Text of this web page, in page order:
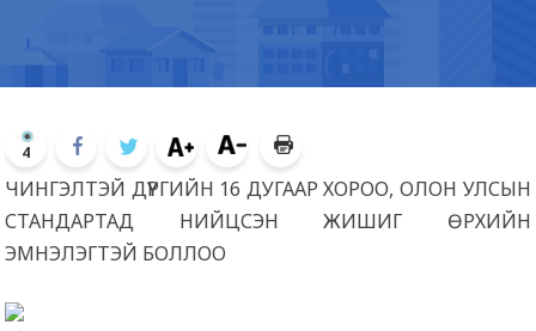
4
ЧИНГЭЛТЭЙ ДҮҮРГИЙН 16 ДУГААР ХОРОО, ОЛОН УЛСЫН
СТАНДАРТАД НИЙЦСЭН ЖИШИГ ӨРХИЙН
ЭМНЭЛЭГТЭЙ БОЛЛОО